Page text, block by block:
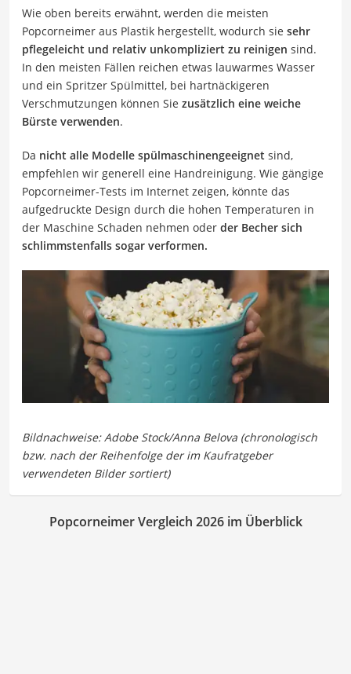
Wie oben bereits erwähnt, werden die meisten
Popcorneimer aus Plastik hergestellt, wodurch sie sehr
pflegeleicht und relativ unkompliziert zu reinigen sind.
In den meisten Fällen reichen etwas lauwarmes Wasser
und ein Spritzer Spülmittel, bei hartnäckigeren
Verschmutzungen können Sie zusätzlich eine weiche
Bürste verwenden.
Da nicht alle Modelle spülmaschinengeeignet sind,
empfehlen wir generell eine Handreinigung. Wie gängige
Popcorneimer-Tests im Internet zeigen, könnte das
aufgedruckte Design durch die hohen Temperaturen in
der Maschine Schaden nehmen oder der Becher sich
schlimmstenfalls sogar verformen.
Popcorneimer Vergleich 2026 im Überblick